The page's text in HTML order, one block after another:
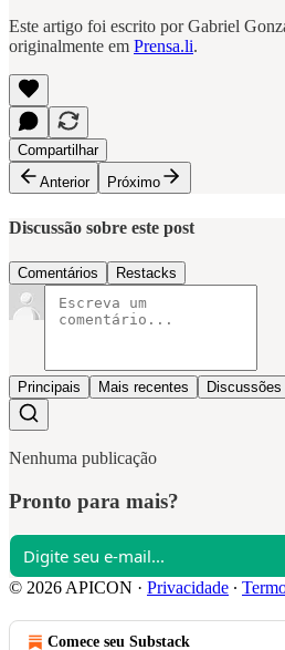
Este artigo foi escrito por Gabriel
originalmente em Prensa.li.
Compartilhar
Anterior
Próximo
Discussão sobre este post
Comentários Restacks
Principais Mais recentes Discussões
Nenhuma publicação
Pronto para mais?
© 2026 APICON · Privacidade ∙
Comece seu Substack